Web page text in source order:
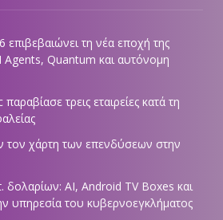
τη νέα εποχή της
Agents, Quantum και αυτόνομη
τρεις εταιρείες κατά τη
τον χάρτη των επενδύσεων στην
δολαρίων: AI, Android TV Boxes και
υπηρεσία του κυβερνοεγκλήματος